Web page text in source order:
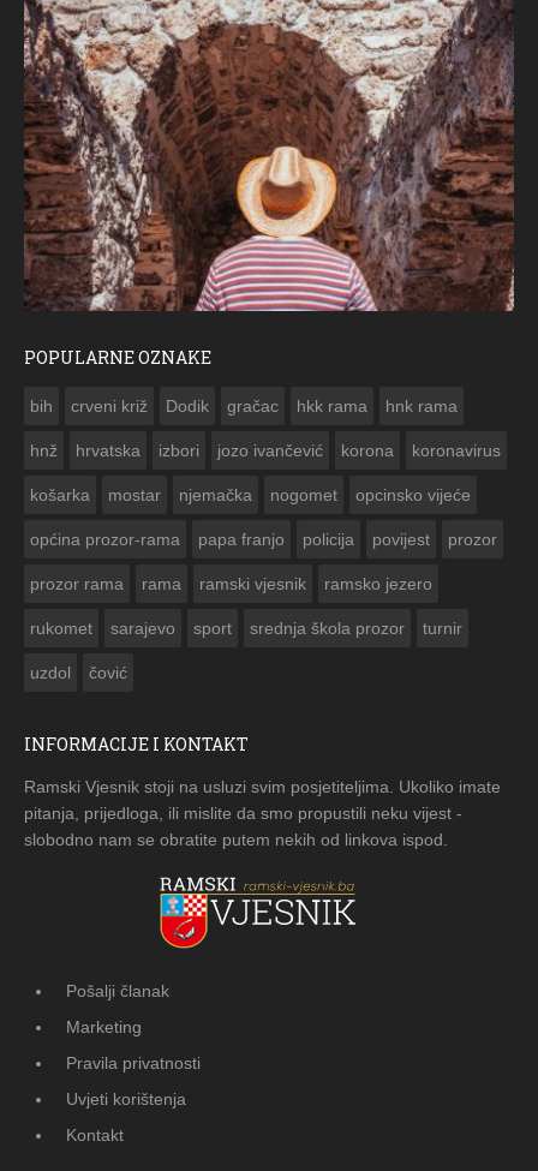
POPULARNE OZNAKE
bih crveni križ Dodik gračac hkk rama hnk rama
hnž hrvatska izbori jozo ivančević korona koronavirus
košarka mostar njemačka nogomet opcinsko vijeće
općina prozor-rama papa franjo policija povijest prozor
prozor rama rama ramski vjesnik ramsko jezero
rukomet sarajevo sport srednja škola prozor turnir
uzdol čović
INFORMACIJE I KONTAKT
Ramski Vjesnik stoji na usluzi svim posjetiteljima. Ukoliko imate
pitanja, prijedloga, ili mislite da smo propustili neku vijest -
slobodno nam se obratite putem nekih od linkova ispod.
Pošalji članak
Marketing
Pravila privatnosti
Uvjeti korištenja
Kontakt